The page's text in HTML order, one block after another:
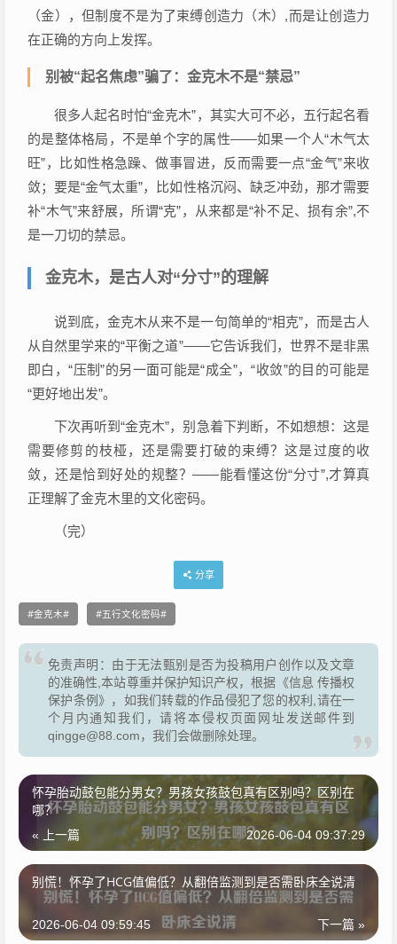
（金），但制度不是为了束缚创造力（木）,而是让创造力
在正确的方向上发挥。
别被“起名焦虑”骗了：金克木不是“禁忌”
很多人起名时怕“金克木”，其实大可不必，五行起名看
的是整体格局，不是单个字的属性——如果一个人“木气太
旺”，比如性格急躁、做事冒进，反而需要一点“金气”来收
敛；要是“金气太重”，比如性格沉闷、缺乏冲劲，那才需要
补“木气”来舒展，所谓“克”，从来都是“补不足、损有余”,不
是一刀切的禁忌。
金克木，是古人对“分寸”的理解
说到底，金克木从来不是一句简单的“相克”，而是古人
从自然里学来的“平衡之道”——它告诉我们，世界不是非黑
即白，“压制”的另一面可能是“成全”，“收敛”的目的可能是
“更好地出发”。
下次再听到“金克木”，别急着下判断，不如想想：这是
需要修剪的枝桠，还是需要打破的束缚？这是过度的收
敛，还是恰到好处的规整？——能看懂这份“分寸”,才算真
正理解了金克木里的文化密码。
（完）
分享
金克木 五行文化密码
免责声明：由于无法甄别是否为投稿用户创作以及文章
的准确性,本站尊重并保护知识产权，根据《信息 传播权
保护条例》，如我们转载的作品侵犯了您的权利,请在一
个月内通知我们，请将本侵权页面网址发送邮件到
qingge@88.com，我们会做删除处理。
怀孕胎动鼓包能分男女？男孩女孩鼓包真有区别吗？区别在
哪？
« 上一篇 2026-06-04 09:37:29
别慌！怀孕了HCG值偏低？从翻倍监测到是否需卧床全说清
下一篇 »
2026-06-04 09:59:45